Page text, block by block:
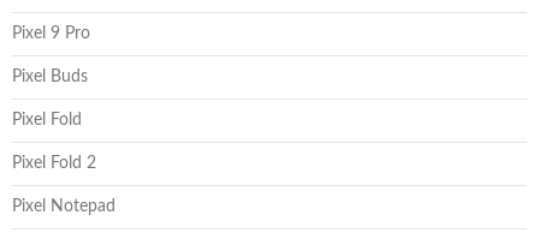
Pixel 9 Pro
Pixel Buds
Pixel Fold
Pixel Fold 2
Pixel Notepad